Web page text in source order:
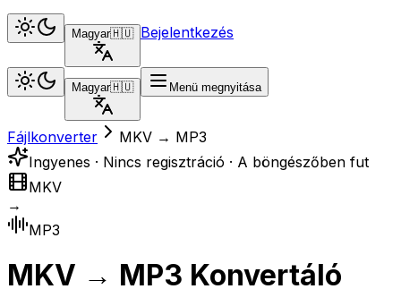
Magyar🇭🇺 Bejelentkezés
Magyar🇭🇺 Menü megnyitása
Fájlkonverter
MKV → MP3
Ingyenes · Nincs regisztráció · A böngészőben fut
MKV
→
MP3
MKV → MP3 Konvertáló